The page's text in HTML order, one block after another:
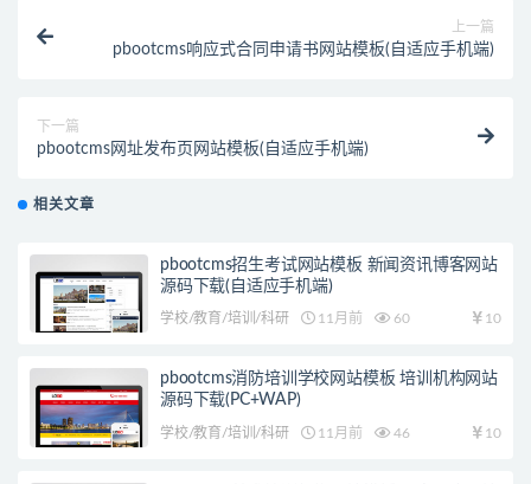
上一篇
pbootcms响应式合同申请书网站模板(自适应手机端)
下一篇
pbootcms网址发布页网站模板(自适应手机端)
相关文章
pbootcms招生考试网站模板 新闻资讯博客网站
源码下载(自适应手机端)
学校/教育/培训/科研 11月前 60 10
pbootcms消防培训学校网站模板 培训机构网站
源码下载(PC+WAP)
学校/教育/培训/科研 11月前 46 10